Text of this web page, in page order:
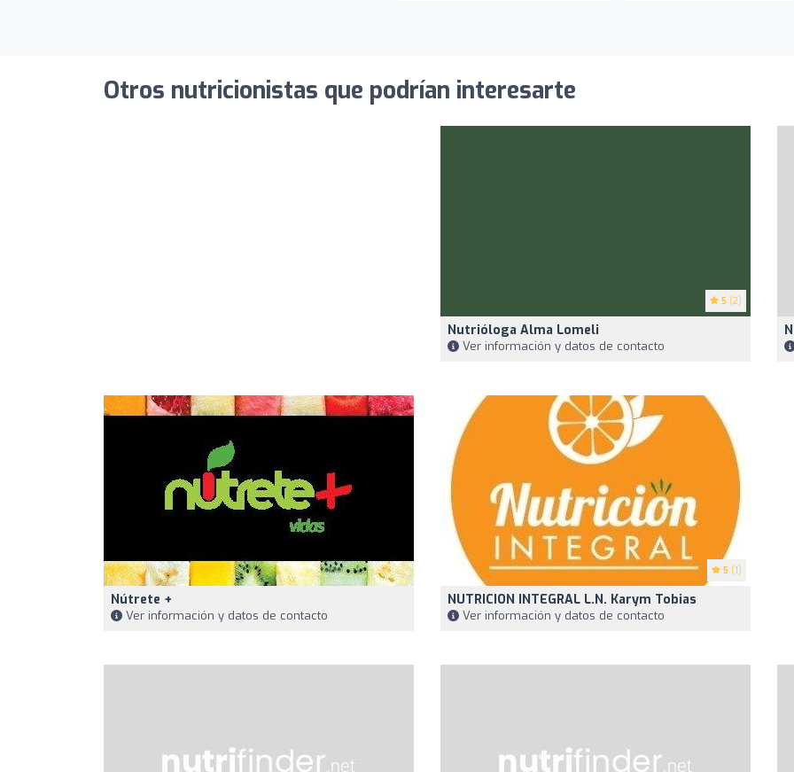
Otros nutricionistas que podrían interesarte
5 (2)
Nutrióloga Alma Lomeli
Ver información y datos de contacto
Nútrete +
Ver información y datos de contacto
5 (1)
NUTRICION INTEGRAL L.N. Karym Tobias
Ver información y datos de contacto